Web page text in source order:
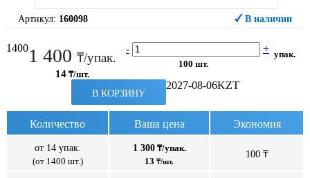
Артикул: 160098 В наличии
14001 400 ₸/упак.
14 ₸/шт.
- +
100 шт.
упак.
В КОРЗИНУ
2027-08-06KZT
Количество Ваша цена Экономия
от 14 упак.
(от 1400 шт.)
1 300₸/упак.
13 ₸/шт.
100 ₸